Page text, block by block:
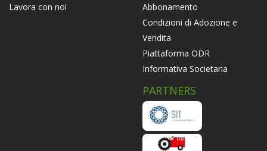
Lavora con noi
Abbonamento
Condizioni di Adozione e
Vendita
Piattaforma ODR
Informativa Societaria
PARTNERS